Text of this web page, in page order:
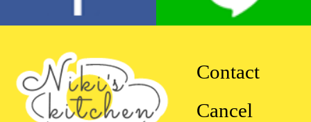
Contact
Cancel